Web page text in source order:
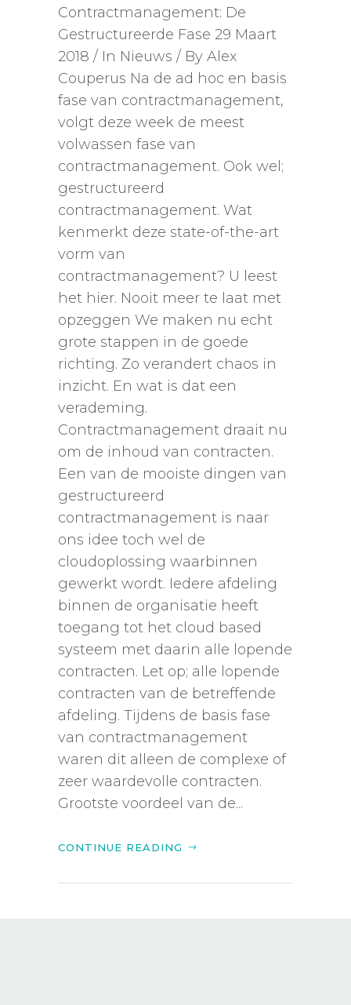
Contractmanagement: De
Gestructureerde Fase 29 Maart
2018 / In Nieuws / By Alex
Couperus Na de ad hoc en basis
fase van contractmanagement,
volgt deze week de meest
volwassen fase van
contractmanagement. Ook wel;
gestructureerd
contractmanagement. Wat
kenmerkt deze state-of-the-art
vorm van
contractmanagement? U leest
het hier. Nooit meer te laat met
opzeggen We maken nu echt
grote stappen in de goede
richting. Zo verandert chaos in
inzicht. En wat is dat een
verademing.
Contractmanagement draait nu
om de inhoud van contracten.
Een van de mooiste dingen van
gestructureerd
contractmanagement is naar
ons idee toch wel de
cloudoplossing waarbinnen
gewerkt wordt. Iedere afdeling
binnen de organisatie heeft
toegang tot het cloud based
systeem met daarin alle lopende
contracten. Let op; alle lopende
contracten van de betreffende
afdeling. Tijdens de basis fase
van contractmanagement
waren dit alleen de complexe of
zeer waardevolle contracten.
Grootste voordeel van de...
CONTINUE READING